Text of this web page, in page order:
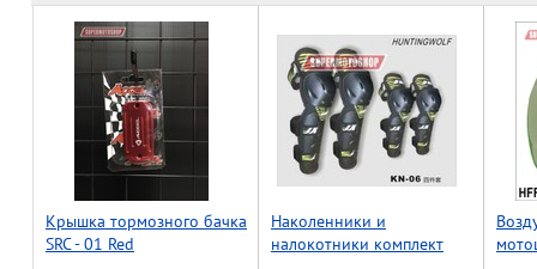
Крышка тормозного бачка
SRC - 01 Red
Наколенники и
налокотники комплект